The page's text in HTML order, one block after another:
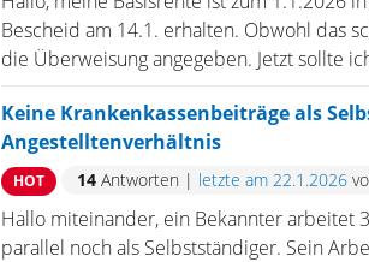
Bescheid am 14.1. erhalten. Obwohl das
die Überweisung angegeben. Jetzt sollte
Keine Krankenkassenbeiträge als
Angestelltenverhältnis
HOT 14 Antworten | letzte am 22.1.2026
Hallo miteinander, ein Bekannter arbeitet
parallel noch als Selbstständiger. Sein